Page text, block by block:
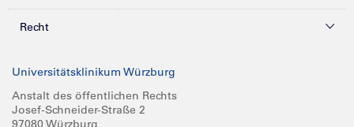
Forschung
Karriere
Presse
Glossar
Recht
Compliance
Impressum
Universitätsklinikum Würzburg
Anstalt des öffentlichen Rechts
Josef-Schneider-Straße 2
97080 Würzburg